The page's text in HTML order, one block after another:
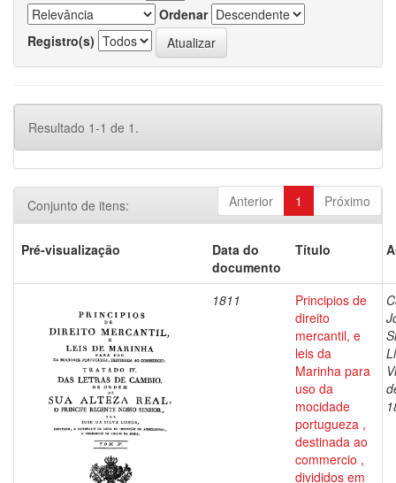
Ordenar
Registro(s)
Resultado 1-1 de 1.
Anterior 1 Próximo
Conjunto de itens:
Pré-visualização
Data do
documento
Título
1811
Principios de
direito
mercantil, e
leis da
Marinha para
uso da
mocidade
portugueza ,
destinada ao
commercio ,
divididos em